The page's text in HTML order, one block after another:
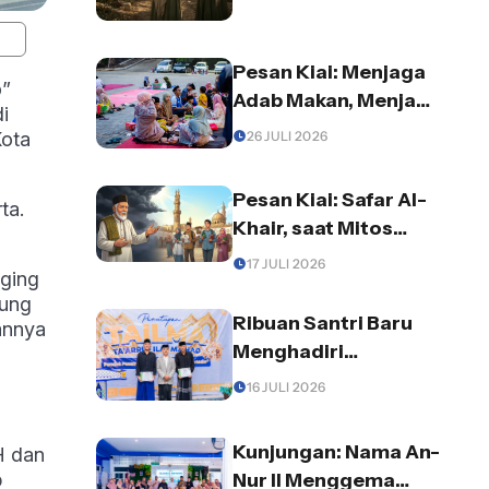
dan
Kepercayaan dan
Pesan Kiai: Menjaga
Adab Makan, Menjaga
Diri dari Godaan
26 JULI 2026
Pesan Kiai: Safar Al-
Khair, saat Mitos
Kesialan
Berkah Beasiswa ke
Mesir
17 JULI 2026
Ribuan Santri Baru
Menghadiri
Penutupan Tailma di
Murtadlo”
16 JULI 2026
Kunjungan: Nama An-
Nur II Menggema